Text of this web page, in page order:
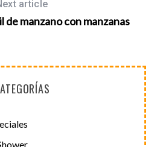
article
manzano con manzanas